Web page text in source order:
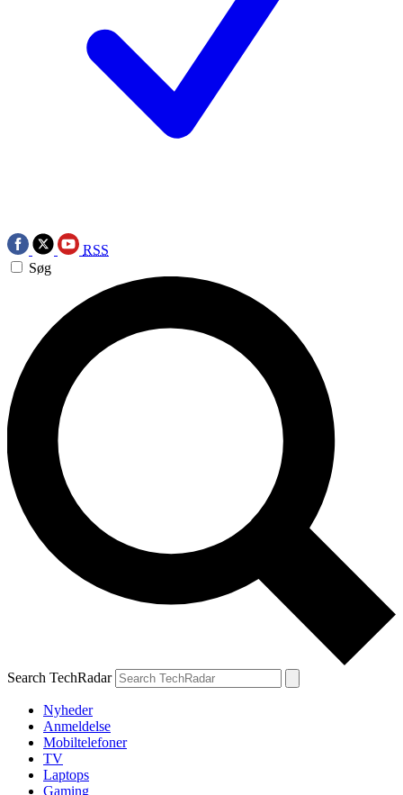
RSS
Søg
Search TechRadar
Nyheder
Anmeldelse
Mobiltelefoner
TV
Laptops
Gaming